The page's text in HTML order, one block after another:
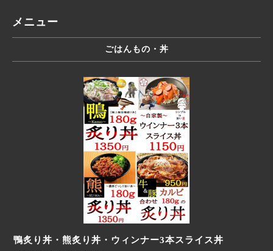
メニュー
ごはんもの・丼
鴨炙り丼・熊炙り丼・ウィンナー3本スライス丼